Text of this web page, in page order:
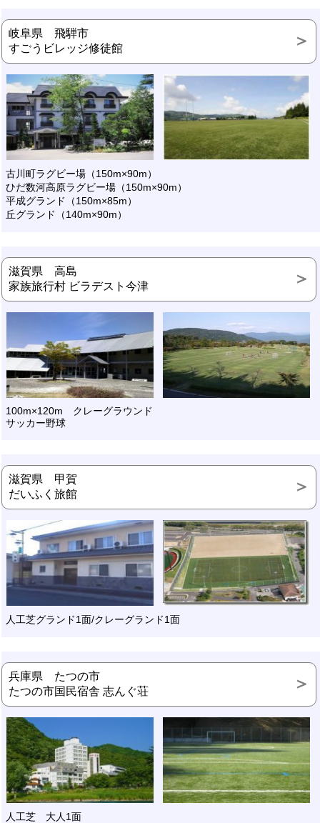
岐阜県 飛騨市
すごうビレッジ修徒館
古川町ラグビー場（150m×90m）
ひだ数河高原ラグビー場（150m×90m）
平成グランド（150m×85m）
丘グランド（140m×90m）
滋賀県 高島
家族旅行村 ビラデスト今津
100m×120m クレーグラウンド
サッカー野球
滋賀県 甲賀
だいふく旅館
人工芝グランド1面/クレーグランド1面
兵庫県 たつの市
たつの市国民宿舎 志んぐ荘
人工芝 大人1面